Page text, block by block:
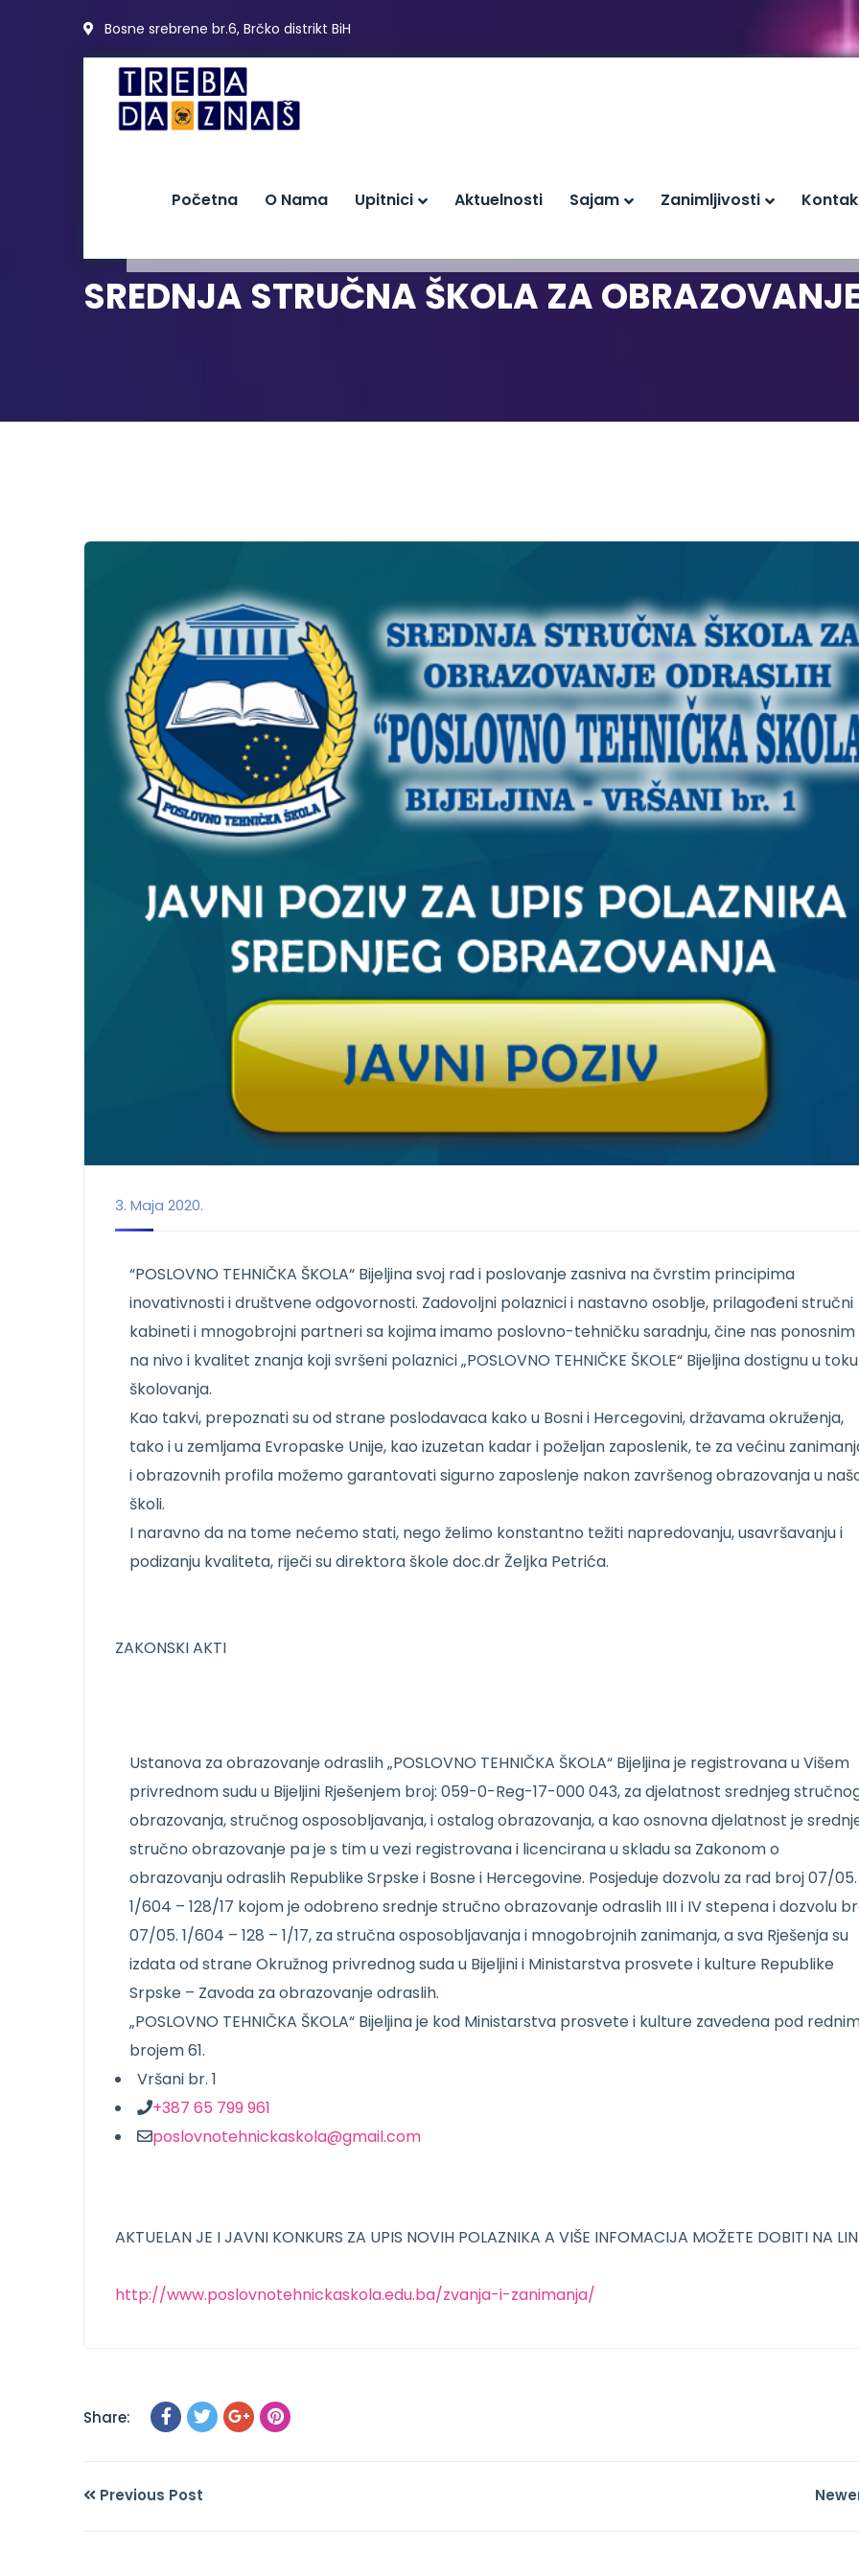
Bosne srebrene br.6, Brčko distrikt BiH
Početna O Nama Upitnici Aktuelnosti Sajam Zanimljivosti
SREDNJA STRUČNA ŠKOLA ZA
3. Maja 2020.
“POSLOVNO TEHNIČKA ŠKOLA“ Bijeljina svoj rad i poslovanje zasniva na čvrstim principima
inovativnosti i društvene odgovornosti. Zadovoljni polaznici i nastavno osoblje, prilagođeni stručni
kabineti i mnogobrojni partneri sa kojima imamo poslovno-tehničku saradnju, čine nas ponosnim
na nivo i kvalitet znanja koji svršeni polaznici „POSLOVNO TEHNIČKE ŠKOLE“ Bijeljina dostignu u toku
školovanja.
Kao takvi, prepoznati su od strane poslodavaca kako u Bosni i Hercegovini, državama okruženja,
tako i u zemljama Evropaske Unije, kao izuzetan kadar i poželjan zaposlenik, te za većinu
i obrazovnih profila možemo garantovati sigurno zaposlenje nakon završenog obrazovanja u
školi.
I naravno da na tome nećemo stati, nego želimo konstantno težiti napredovanju, usavršavanju i
podizanju kvaliteta, riječi su direktora škole doc.dr Željka Petrića.
ZAKONSKI AKTI
Ustanova za obrazovanje odraslih „POSLOVNO TEHNIČKA ŠKOLA“ Bijeljina je registrovana u Višem
privrednom sudu u Bijeljini Rješenjem broj: 059-0-Reg-17-000 043, za djelatnost srednjeg
obrazovanja, stručnog osposobljavanja, i ostalog obrazovanja, a kao osnovna djelatnost je
stručno obrazovanje pa je s tim u vezi registrovana i licencirana u skladu sa Zakonom o
obrazovanju odraslih Republike Srpske i Bosne i Hercegovine. Posjeduje dozvolu za rad broj 07/05.
1/604 – 128/17 kojom je odobreno srednje stručno obrazovanje odraslih III i IV stepena i dozvolu
07/05. 1/604 – 128 – 1/17, za stručna osposobljavanja i mnogobrojnih zanimanja, a sva Rješenja su
izdata od strane Okružnog privrednog suda u Bijeljini i Ministarstva prosvete i kulture Republike
Srpske – Zavoda za obrazovanje odraslih.
„POSLOVNO TEHNIČKA ŠKOLA“ Bijeljina je kod Ministarstva prosvete i kulture zavedena pod
brojem 61.
Vršani br. 1
+387 65 799 961
poslovnotehnickaskola@gmail.com
AKTUELAN JE I JAVNI KONKURS ZA UPIS NOVIH POLAZNIKA A VIŠE INFOMACIJA MOŽETE DOBITI NA
http://www.poslovnotehnickaskola.edu.ba/zvanja-i-zanimanja/
Share:
Previous Post